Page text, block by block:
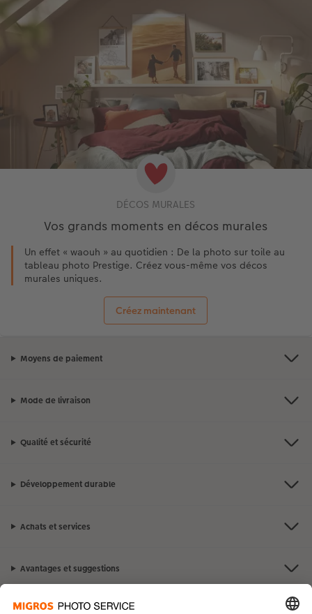
DÉCOS MURALES
Vos grands moments en décos murales
Un effet « waouh » au quotidien : De la photo sur toile au
tableau photo Prestige. Créez vous-même vos décos
murales uniques.
Créez maintenant
Moyens de paiement
Mode de livraison
Qualité et sécurité
Développement durable
Achats et services
Avantages et suggestions
Contact et aide